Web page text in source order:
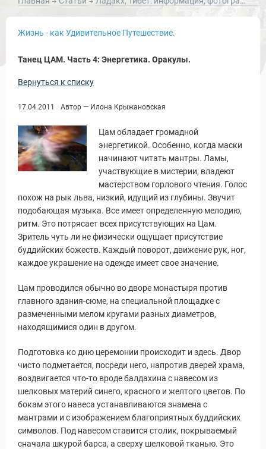
Жизнь - как Удивительное Путешествие.
Танец ЦАМ. Часть 4: Энергетика. Оракулы.
Вернуться к списку
17.04.2011 Автор — Илона Крыжановская
Цам обладает громадной
энергетикой. Особенно, когда маски
начинают читать мантры. Ламы,
участвующие в мистерии, владеют
мастерством горлового чтения. Голос
похож на рык льва, низкий, идущий из глубины. Звучит
подобающая музыка. Все имеет определенную мелодию,
ритм. Это потрясает всех присутствующих на Цам.
Зритель чуть ли не физически ощущает присутствие
буддийских божеств. Каждый поворот, движение рук, ног,
каждое украшение на одежде имеет свое значение.
Цам проводился обычно во дворе монастыря против
главного здания-сюме, на специальной площадке с
размеченными мелом кругами разных диаметров,
находящимися один в другом.
Подготовка ко дню церемонии происходит и здесь. Двор
чисто подметается, посреди него, напротив дверей храма,
воздвигается что-то вроде балдахина с навесом из
шелковых материй синего, красного и желтого цветов. По
бокам этого навеса устанавливаются знамена с
мантрами и с изображением благоприятных буддийских
символов. Под навесом ставится столик, покрываемый
сначала шкурой барса, а сверху шелковой тканью. Это